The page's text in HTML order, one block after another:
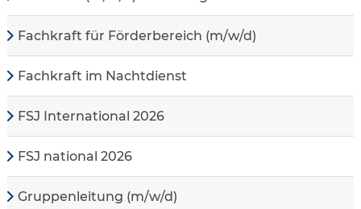
Fachkraft für Förderbereich (m/w/d)
Fachkraft im Nachtdienst
FSJ International 2026
FSJ national 2026
Gruppenleitung (m/w/d)